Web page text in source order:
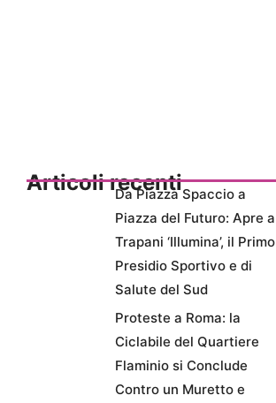
Articoli recentiDa Piazza Spaccio a
Piazza del Futuro: Apre a
Trapani ‘Illumina’, il Primo
Presidio Sportivo e di
Salute del Sud
Proteste a Roma: la
Ciclabile del Quartiere
Flaminio si Conclude
Contro un Muretto e